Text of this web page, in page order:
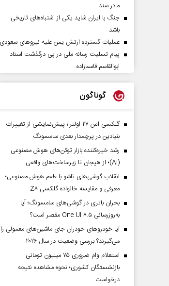
مادر سند
جنگ با ایران شاید یکی از اشتباه‌های تاریخی
باشد
عملیات گسترده ارتش یمن علیه نیروهای سعودی
پیام تسلیت رسانه ملی در پی درگذشت استاد
ابوالقاسم قاسم‌زاده
گوناگون
گلکسی اس ۲۷ اولترا؛ پیش‌نمایشی از تغییرات
بنیادین در پرچمدار بعدی سامسونگ
رشد خیره‌کننده بازار توکن‌های هوش مصنوعی
(AI)؛ از هیجان تا زیرساخت‌های واقعی
انقلاب گوشی‌های تاشو‌ با طعم هوش مصنوعی؛
معرفی و مقایسه خانواده گلکسی Z۸
بحران باتری در گوشی‌های سامسونگ؛ آیا
به‌روزرسانی One UI ۸.۵ مقصر است؟
آیا خودروهای خودران جای ماشین‌های معمولی را
می‌گیرند؟ بررسی وضعیت در سال ۲۰۲۶
استعلام وام ضروری ۷۵ میلیون تومانی
بازنشستگان کشوری؛ نحوه مشاهده نتیجه
درخواست